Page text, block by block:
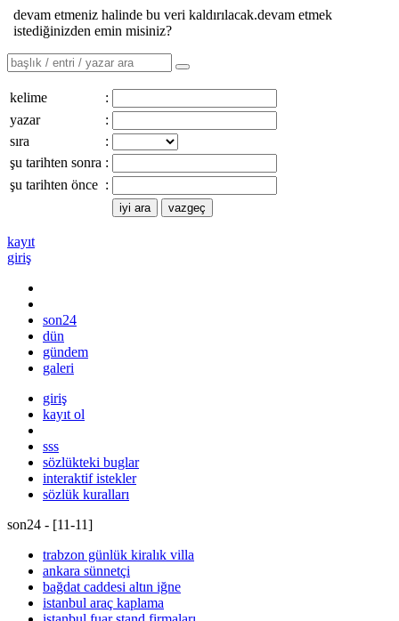
devam etmeniz halinde bu veri kaldırılacak.devam etmek
istediğinizden emin misiniz?
kelime
:
yazar
:
sıra
:
şu tarihten sonra :
şu tarihten önce :
kayıt
giriş
son24
dün
gündem
galeri
giriş
kayıt ol
sss
sözlükteki buglar
interaktif istekler
sözlük kuralları
son24 - [11-11]
trabzon günlük kiralık villa
ankara sünnetçi
bağdat caddesi altın iğne
istanbul araç kaplama